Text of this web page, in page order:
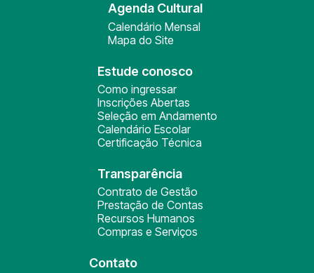
Agenda Cultural
Calendário Mensal
Mapa do Site
Estude conosco
Como ingressar
Inscrições Abertas
Seleção em Andamento
Calendário Escolar
Certificação Técnica
Transparência
Contrato de Gestão
Prestação de Contas
Recursos Humanos
Compras e Serviços
Contato